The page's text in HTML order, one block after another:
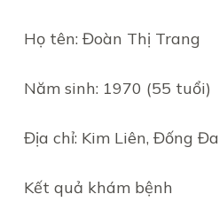
Họ tên: Đoàn Thị Trang
Năm sinh: 1970 (55 tuổi)
Địa chỉ: Kim Liên, Đống
Kết quả khám bệnh